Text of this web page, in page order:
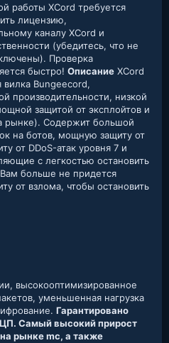
работы XCord требуется
лицензию,
каналу XCord и
(убедитесь, что не
Проверка
быстро! Описание XCord
Bungeecord,
производительности, низкой
защитой от эксплойтов и
рынке). Содержит большой
на ботов, мощную защиту от
от DDoS-атак уровня 7 и
с легкостью остановить
больше не придется
от взлома, чтобы остановить
высокооптимизированное
уменьшенная нагрузка
Гарантировано
Самый высокий прирост
рынке mc, а также